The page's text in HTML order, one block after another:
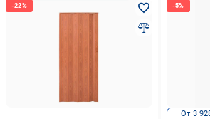
От 3